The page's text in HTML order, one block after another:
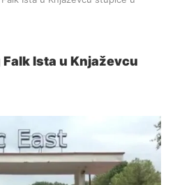
Ista u Knjaževcu